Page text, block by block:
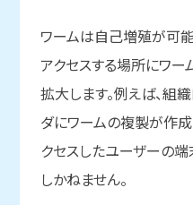
ワームは自己増殖が可
アクセスする場所にワ
拡大します。例えば、組
ダにワームの複製が作成
クセスしたユーザーの
しかねません。